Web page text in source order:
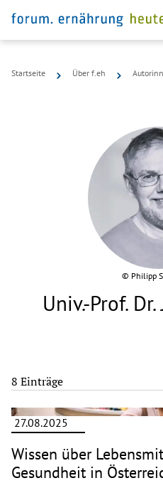
Startseite Über f.eh
© Philipp
Univ.-Prof.
8 Einträge
27.08.2025
Wissen über
Gesundheit in